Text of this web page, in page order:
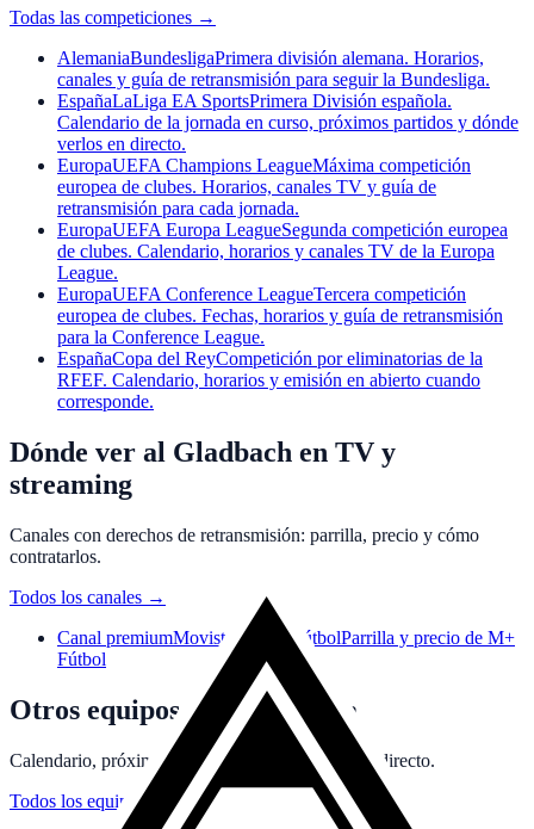
Todas las competiciones →
AlemaniaBundesligaPrimera división alemana. Horarios,
canales y guía de retransmisión para seguir la Bundesliga.
EspañaLaLiga EA SportsPrimera División española.
Calendario de la jornada en curso, próximos partidos y dónde
verlos en directo.
EuropaUEFA Champions LeagueMáxima competición
europea de clubes. Horarios, canales TV y guía de
retransmisión para cada jornada.
EuropaUEFA Europa LeagueSegunda competición europea
de clubes. Calendario, horarios y canales TV de la Europa
League.
EuropaUEFA Conference LeagueTercera competición
europea de clubes. Fechas, horarios y guía de retransmisión
para la Conference League.
EspañaCopa del ReyCompetición por eliminatorias de la
RFEF. Calendario, horarios y emisión en abierto cuando
corresponde.
Dónde ver al Gladbach en TV y
streaming
Canales con derechos de retransmisión: parrilla, precio y cómo
contratarlos.
Todos los canales →
Canal premiumMovistar Plus+ FútbolParrilla y precio de M+
Fútbol
Otros equipos de Bundesliga
Calendario, próximos partidos y dónde verlos en directo.
Todos los equipos